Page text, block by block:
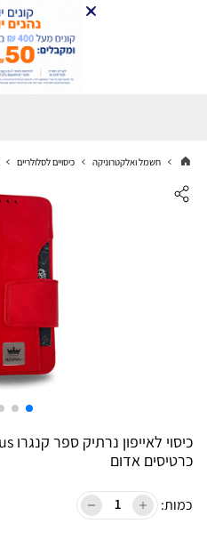
חשמל ואלקטרוניקה כיסויים לסלולריים
כרטיסים אדום
כמות: